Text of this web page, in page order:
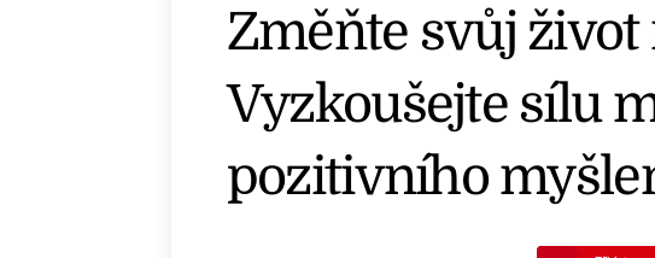
Změňte svůj život
Vyzkoušejte sílu
pozitivního